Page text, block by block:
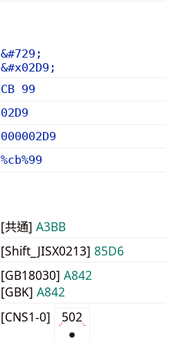
&#729;
&#x02D9;
CB 99
02D9
000002D9
%cb%99
[共通] A3BB
[Shift_JISX0213] 85D6
[GB18030] A842
[GBK] A842
[CNS1-0] 502